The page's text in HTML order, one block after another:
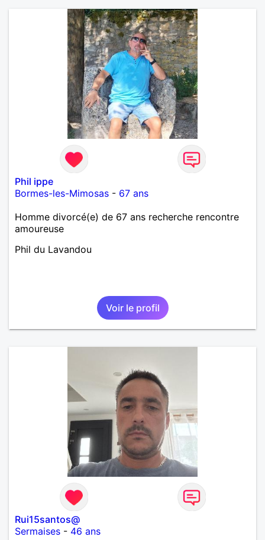
mais je compte m'installer à nouveau à l'ile de la
Réunion avant la fin 2026. Pierre
Phil ippe
Bormes-les-Mimosas - 67 ans
Homme divorcé(e) de 67 ans recherche rencontre
amoureuse
Phil du Lavandou
Voir le profil
Rui15santos@
Sermaises - 46 ans